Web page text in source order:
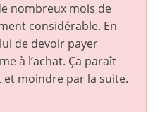
nombreux mois de
considérable. En
de devoir payer
à l’achat. Ça paraît
moindre par la suite.